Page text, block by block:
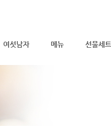
여섯남자 메뉴 선물세트